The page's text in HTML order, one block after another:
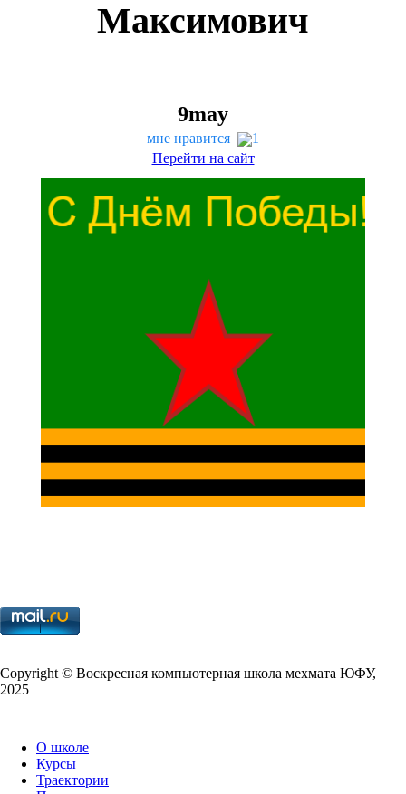
Максимович
9may
мне нравится
1
Перейти на сайт
Copy­right © Воскресная компьютерная школа мехмата ЮФУ,
2025
О школе
Курсы
Траектории